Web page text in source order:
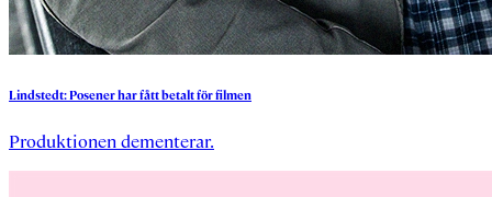
Lindstedt:Posenerharfåttbetaltförfilmen
Produktionen dementerar.